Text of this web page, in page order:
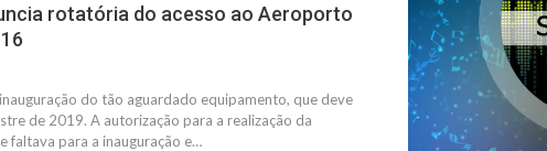
rotatória do acesso ao Aeroporto
do tão aguardado equipamento, que deve
de 2019. A autorização para a realização da
faltava para a inauguração e…